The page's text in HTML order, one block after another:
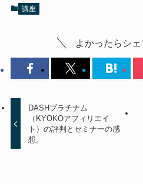
講座
よかったらシェ
DASHプラチナム
（KYOKOアフィリエイ
ト）の評判とセミナーの感
想。